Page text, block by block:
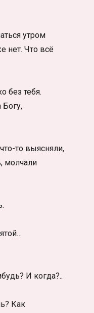
утром
нет. Что всё
без тебя.
Богу,
то выясняли,
молчали
И когда?..
Как